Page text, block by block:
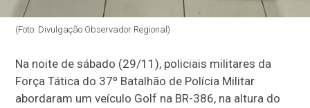
(Foto: Divulgação Observador Regional)
Na noite de sábado (29/11), policiais militares da
Força Tática do 37º Batalhão de Polícia Militar
abordaram um veículo Golf na BR-386, na altura do